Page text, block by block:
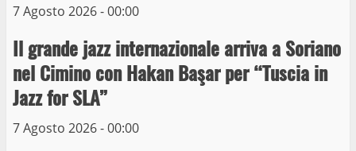
7 Agosto 2026 - 00:00
Il grande jazz internazionale arriva a Soriano
nel Cimino con Hakan Başar per “Tuscia in
Jazz for SLA”
7 Agosto 2026 - 00:00
9 Maggio 2023
4
La Polizia di Stato arresta il ladro seriale
10 Maggio 2023